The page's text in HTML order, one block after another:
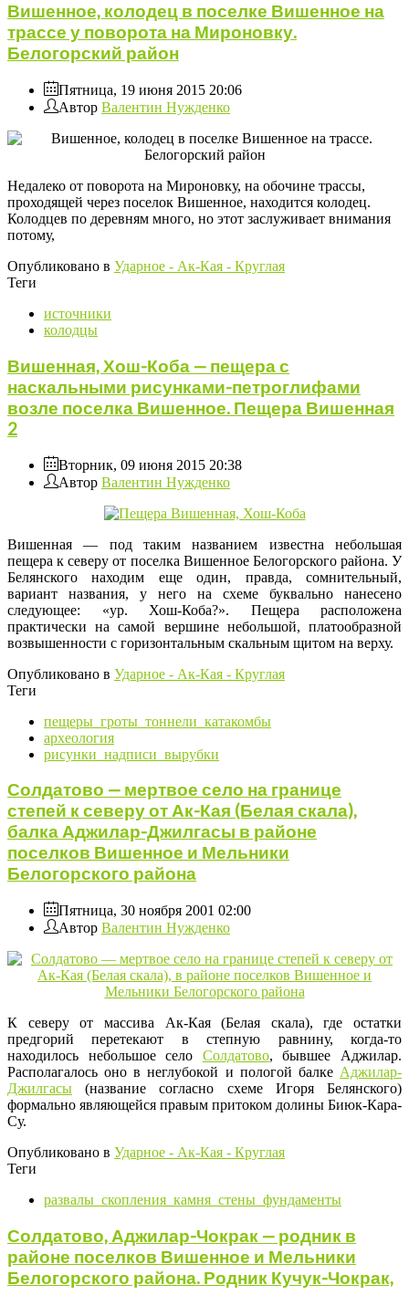
Вишенное, колодец в поселке Вишенное на
трассе у поворота на Мироновку.
Белогорский район
Пятница, 19 июня 2015 20:06
Автор Валентин Нужденко
Недалеко от поворота на Мироновку, на обочине трассы,
проходящей через поселок Вишенное, находится колодец.
Колодцев по деревням много, но этот заслуживает внимания
потому,
Опубликовано в Ударное - Ак-Кая - Круглая
Теги
источники
колодцы
Вишенная, Хош-Коба — пещера с
наскальными рисунками-петроглифами
возле поселка Вишенное. Пещера Вишенная
2
Вторник, 09 июня 2015 20:38
Автор Валентин Нужденко
Вишенная — под таким названием известна небольшая
пещера к северу от поселка Вишенное Белогорского района. У
Белянского находим еще один, правда, сомнительный,
вариант названия, у него на схеме буквально нанесено
следующее: «ур. Хош-Коба?». Пещера расположена
практически на самой вершине небольшой, платообразной
возвышенности с горизонтальным скальным щитом на верху.
Опубликовано в Ударное - Ак-Кая - Круглая
Теги
пещеры_гроты_тоннели_катакомбы
археология
рисунки_надписи_вырубки
Солдатово — мертвое село на границе
степей к северу от Ак-Кая (Белая скала),
балка Аджилар-Джилгасы в районе
поселков Вишенное и Мельники
Белогорского района
Пятница, 30 ноября 2001 02:00
Автор Валентин Нужденко
К северу от массива Ак-Кая (Белая скала), где остатки
предгорий перетекают в степную равнину, когда-то
находилось небольшое село Солдатово, бывшее Аджилaр.
Располагалось оно в неглубокой и пологой балке Аджилар-
Джилгасы (название согласно схеме Игоря Белянского)
формально являющейся правым притоком долины Биюк-Кара-
Су.
Опубликовано в Ударное - Ак-Кая - Круглая
Теги
развалы_скопления_камня_стены_фундаменты
Солдатово, Аджилар-Чокрак — родник в
районе поселков Вишенное и Мельники
Белогорского района. Родник Кучук-Чокрак,